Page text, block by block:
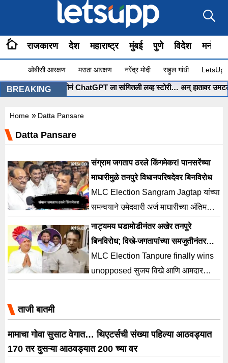
राजकारण देश महाराष्ट्र मुंबई पुणे विदेश
ओबीसी आरक्षण मराठा आरक्षण नरेंद्र मोदी राहुल गांधी
BREAKING
• मुंबईच्या पोरीनं ChatGPT ला सांगितली लव्ह स्टोरी… अन् हातावर उमटली
Home » Datta Pansare
Datta Pansare
संग्राम जगताप ठरले किंगमेकर! पानसरेंच्या
माघारीमुळे तनपुरे विधानपरिषदेवर बिनविरोध
MLC Election Sangram Jagtap यांच्या
समन्वयाने उमेदवारी अर्ज माघारीच्या अंतिम
टप्प्यात दत्ता पानसरे यांनी अर्ज मागे घेतला
नाट्यमय घडामोडीनंतर अखेर तनपुरे
बिनविरोध; विखे-जगतापांच्या समजुतीनंतर
पानसरेंची माघार
MLC Election Tanpure finally wins
unopposed सुजय विखे आणि आमदार
ताजी बातमी
मामाचा गोवा सुसाट वेगात… थिएटर्सची संख्या पहिल्या आठवड्यात
170 तर दुसऱ्या आठवड्यात 200 च्या वर